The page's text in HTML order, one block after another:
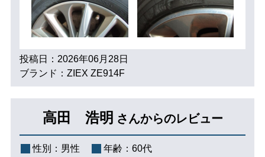
投稿日：2026年06月28日
ブランド：ZIEX ZE914F
高田 浩明 さんからのレビュー
性別： 男性 年齢： 60代